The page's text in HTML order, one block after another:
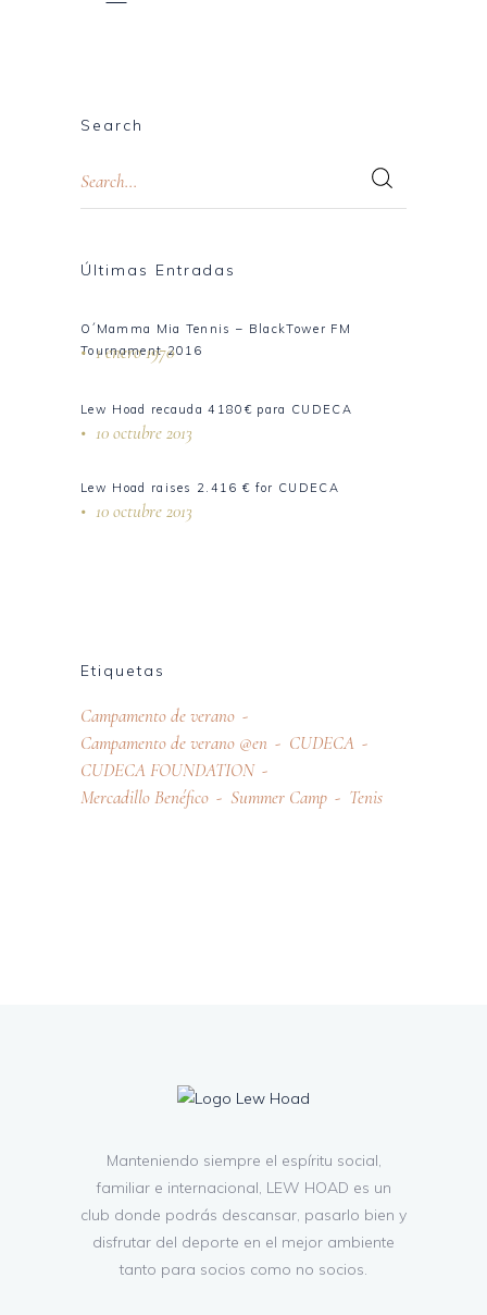
Search
Últimas Entradas
O´Mamma Mia Tennis – BlackTower FM
Tournament 2016
1 enero 1970
Lew Hoad recauda 4180€ para CUDECA
10 octubre 2013
Lew Hoad raises 2.416 € for CUDECA
10 octubre 2013
Etiquetas
Campamento de verano
Campamento de verano @en
CUDECA
CUDECA FOUNDATION
Mercadillo Benéfico
Summer Camp Tenis
Manteniendo siempre el espíritu social,
familiar e internacional, LEW HOAD es un
club donde podrás descansar, pasarlo bien y
disfrutar del deporte en el mejor ambiente
tanto para socios como no socios.